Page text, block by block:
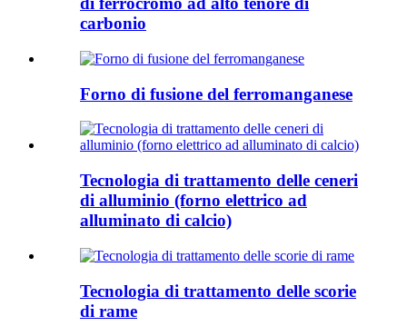
carbonio
Forno di fusione del ferromanganese
Tecnologia di trattamento delle ceneri
di alluminio (forno elettrico ad
alluminato di calcio)
Tecnologia di trattamento delle scorie
di rame